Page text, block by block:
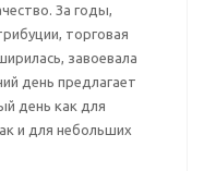
За годы,
торговая
завоевала
день предлагает
день как для
и для небольших